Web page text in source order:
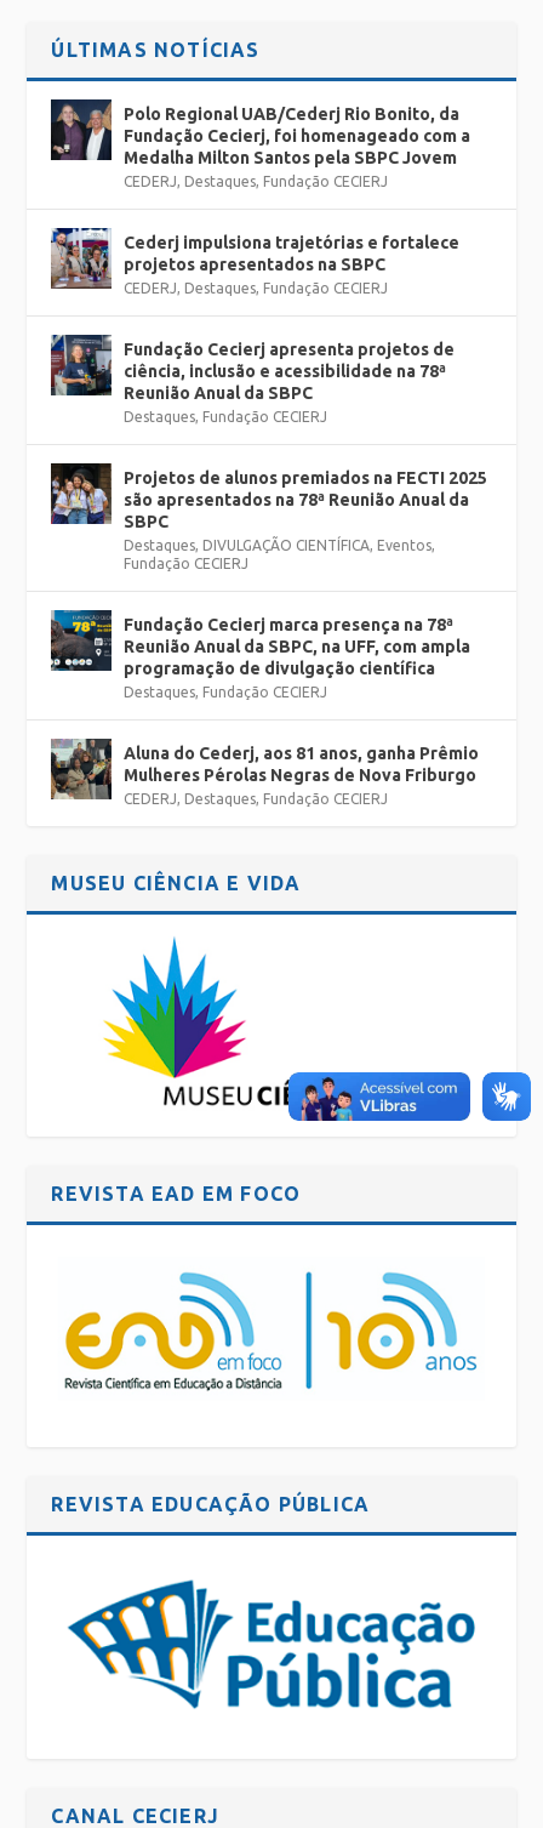
ÚLTIMAS NOTÍCIAS
Polo Regional UAB/Cederj Rio Bonito, da
Fundação Cecierj, foi homenageado com a
Medalha Milton Santos pela SBPC Jovem
CEDERJ, Destaques, Fundação CECIERJ
Cederj impulsiona trajetórias e fortalece
projetos apresentados na SBPC
CEDERJ, Destaques, Fundação CECIERJ
Fundação Cecierj apresenta projetos de
ciência, inclusão e acessibilidade na 78ª
Reunião Anual da SBPC
Destaques, Fundação CECIERJ
Projetos de alunos premiados na FECTI 2025
são apresentados na 78ª Reunião Anual da
SBPC
Destaques, DIVULGAÇÃO CIENTÍFICA, Eventos,
Fundação CECIERJ
Fundação Cecierj marca presença na 78ª
Reunião Anual da SBPC, na UFF, com ampla
programação de divulgação científica
Destaques, Fundação CECIERJ
Aluna do Cederj, aos 81 anos, ganha Prêmio
Mulheres Pérolas Negras de Nova Friburgo
CEDERJ, Destaques, Fundação CECIERJ
MUSEU CIÊNCIA E VIDA
REVISTA EAD EM FOCO
REVISTA EDUCAÇÃO PÚBLICA
CANAL CECIERJ